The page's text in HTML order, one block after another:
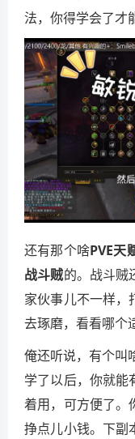
法，你得学会了才
还有那个啥PVE天
战斗贼的。战斗贼
家伙事儿不一样，
去琢磨，看看哪个
俺还听说，有个叫
学了以后，你就能
着用，可方便了。
挣点儿小钱。下副